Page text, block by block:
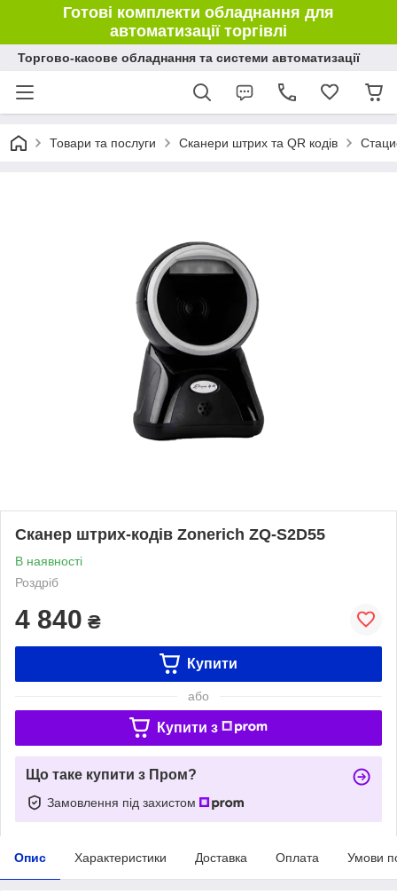
Готові комплекти обладнання для
автоматизації торгівлі
Торгово-касове обладнання та системи автоматизації
Товари та послуги Сканери штрих та QR кодів
Сканер штрих-кодів Zonerich ZQ-S2D55
В наявності
Роздріб
4 840 ₴
Купити
або
Купити з
Що таке купити з Пром?
Замовлення під захистом
Опис Характеристики Доставка Оплата Умови